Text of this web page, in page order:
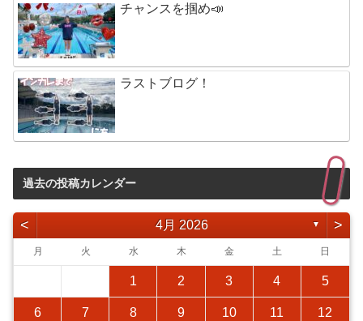
チャンスを掴め📣
ラストブログ！
過去の投稿カレンダー
< 4月 2026 ▼ >
月 火 水 木 金 土 日
1 2 3 4 5
6 7 8 9 10 11 12